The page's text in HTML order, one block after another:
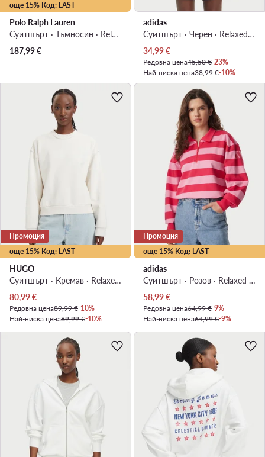
още 15% Код: LAST
Polo Ralph Lauren
Суитшърт · Тъмносин · Relaxed Fit
187,99€
adidas
Суитшърт · Черен · Relaxed Fit
Актуална цена
34,99€
Редовна цена45,50 €-23%
Най-ниска цена38,99 €-10%
още 15% Код: LAST
Промоция
HUGO
Суитшърт · Кремав · Relaxed Fit
Актуална цена
80,99€
Редовна цена89,99 €-10%
Най-ниска цена89,99 €-10%
още 15% Код: LAST
Промоция
adidas
Суитшърт · Розов · Relaxed Fit
Актуална цена
58,99€
Редовна цена64,99 €-9%
Най-ниска цена64,99 €-9%